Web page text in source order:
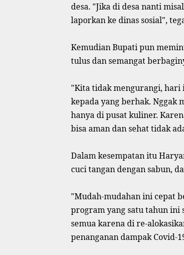
desa. "Jika di desa nanti
laporkan ke dinas sosial",
Kemudian Bupati pun
tulus dan semangat
"Kita tidak mengurangi, hari
kepada yang berhak. Nggak
hanya di pusat kuliner.
bisa aman dan sehat tidak
Dalam kesempatan itu
cuci tangan dengan sabun,
"Mudah-mudahan ini cepat
program yang satu tahun ini
semua karena di re-
penanganan dampak Covid-